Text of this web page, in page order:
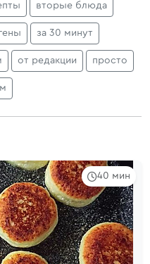
вторые блюда
за 30 минут
от редакции просто
40 мин